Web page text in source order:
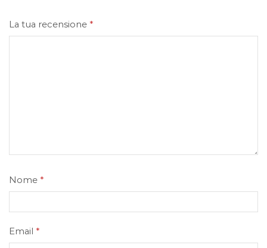
La tua recensione *
Nome *
Email *